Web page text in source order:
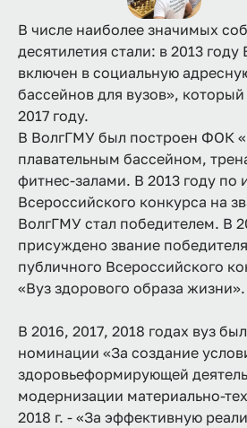
В числе наиболее значимых
десятилетия стали: в 2013
включен в социальную
бассейнов для вузов»,
2017 году.
В ВолгГМУ был построен ФОК
плавательным бассейном,
фитнес-залами. В 2013 году по
Всероссийского конкурса на
ВолгГМУ стал победителем. В
присуждено звание
публичного Всероссийского
«Вуз здорового образа жизни».
В 2016, 2017, 2018 годах вуз
номинации «За создание
здоровьеформирующей
модернизации материально-
2018 г. - «За эффективную